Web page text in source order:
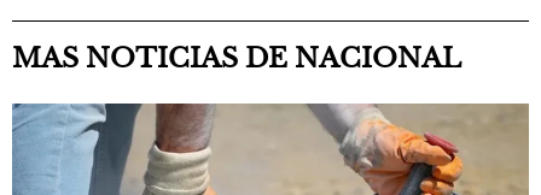
MAS NOTICIAS DE NACIONAL